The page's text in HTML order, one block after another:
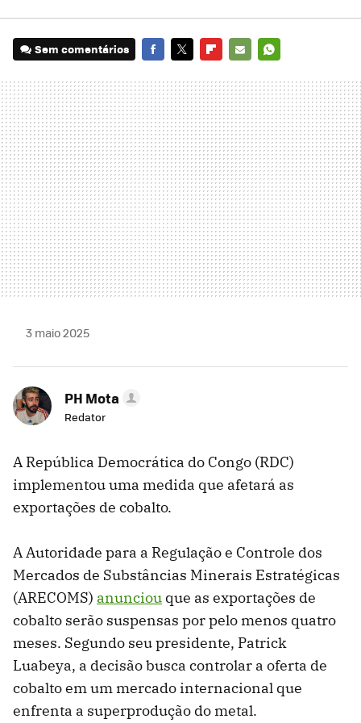
Sem comentários
MAIL
3 maio 2025
PH Mota
Redator
A República Democrática do Congo (RDC)
implementou uma medida que afetará as
exportações de cobalto.
A Autoridade para a Regulação e Controle dos
Mercados de Substâncias Minerais Estratégicas
(ARECOMS) anunciou que as exportações de
cobalto serão suspensas por pelo menos quatro
meses. Segundo seu presidente, Patrick
Luabeya, a decisão busca controlar a oferta de
cobalto em um mercado internacional que
enfrenta a superprodução do metal.